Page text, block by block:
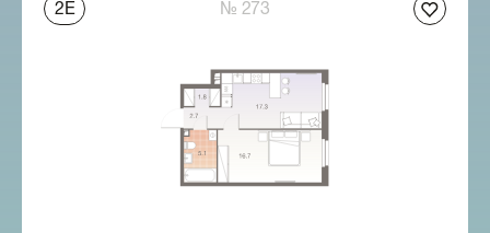
2Е № 273